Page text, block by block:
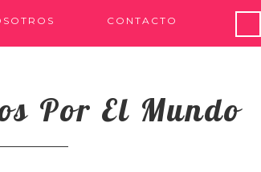
CONTACTO
Por El Mundo